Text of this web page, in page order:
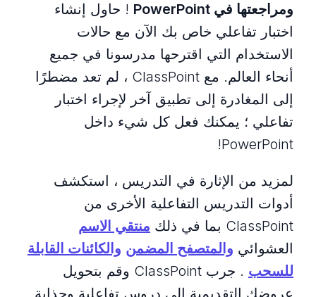
ومراجعتها في PowerPoint
! حاول إنشاء
اختبار تفاعلي خاص بك الآن مع حالات
الاستخدام التي اقترحها مدرسونا في جميع
أنحاء العالم. مع ClassPoint ، لم تعد مضطرًا
إلى المغادرة إلى تطبيق آخر لإجراء اختبار
تفاعلي ؛ يمكنك فعل كل شيء داخل
PowerPoint!
لمزيد من الإثارة في التدريس ، استكشف
أدوات التدريس التفاعلية الأخرى من
ClassPoint بما في ذلك
منتقي الاسم
العشوائي والمتصفح المضمن والكائنات القابلة
للسحب
. جرب ClassPoint وقم بتحويل